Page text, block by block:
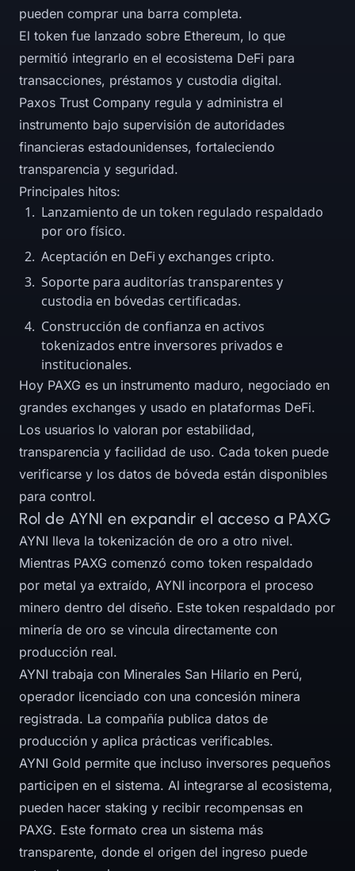
pueden comprar una barra completa.
El token fue lanzado sobre Ethereum, lo que
permitió integrarlo en el ecosistema DeFi para
transacciones, préstamos y custodia digital.
Paxos Trust Company regula y administra el
instrumento bajo supervisión de autoridades
financieras estadounidenses, fortaleciendo
transparencia y seguridad.
Principales hitos:
Lanzamiento de un token regulado respaldado
por oro físico.
Aceptación en DeFi y exchanges cripto.
Soporte para auditorías transparentes y
custodia en bóvedas certificadas.
Construcción de confianza en activos
tokenizados entre inversores privados e
institucionales.
Hoy PAXG es un instrumento maduro, negociado en
grandes exchanges y usado en plataformas DeFi.
Los usuarios lo valoran por estabilidad,
transparencia y facilidad de uso. Cada token puede
verificarse y los datos de bóveda están disponibles
para control.
Rol de AYNI en expandir el acceso a PAXG
AYNI lleva la tokenización de oro a otro nivel.
Mientras PAXG comenzó como token respaldado
por metal ya extraído, AYNI incorpora el proceso
minero dentro del diseño. Este token respaldado por
minería de oro se vincula directamente con
producción real.
AYNI trabaja con Minerales San Hilario en Perú,
operador licenciado con una concesión minera
registrada. La compañía publica datos de
producción y aplica prácticas verificables.
AYNI Gold permite que incluso inversores pequeños
participen en el sistema. Al integrarse al ecosistema,
pueden hacer staking y recibir recompensas en
PAXG. Este formato crea un sistema más
transparente, donde el origen del ingreso puede